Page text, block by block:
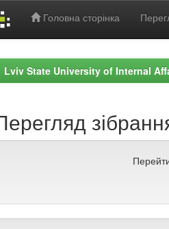
Головна сторінка
Lviv State University of Internal